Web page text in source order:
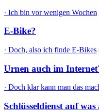
· Ich bin vor wenigen Wochen
E-Bike?
· Doch, also ich finde E-Bikes
Urnen auch im
· Doch klar kann man das
Schlüsseldienst auf was